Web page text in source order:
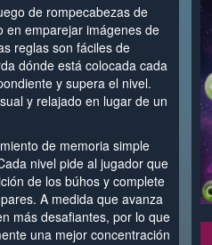
de rompecabezas de
en emparejar imágenes de
reglas son fáciles de
dónde está colocada cada
y supera el nivel.
y relajado en lugar de un
de memoria simple
nivel pide al jugador que
de los búhos y complete
A medida que avanza
más desafiantes, por lo que
una mejor concentración